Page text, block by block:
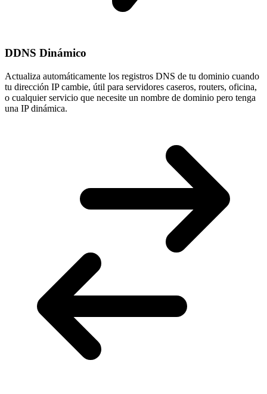
DDNS Dinámico
Actualiza automáticamente los registros DNS de tu dominio cuando
tu dirección IP cambie, útil para servidores caseros, routers, oficina,
o cualquier servicio que necesite un nombre de dominio pero tenga
una IP dinámica.